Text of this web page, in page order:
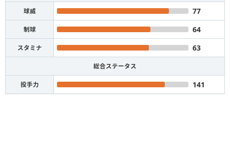
球威 77
制球 64
スタミナ 63
総合ステータス
投手力 141